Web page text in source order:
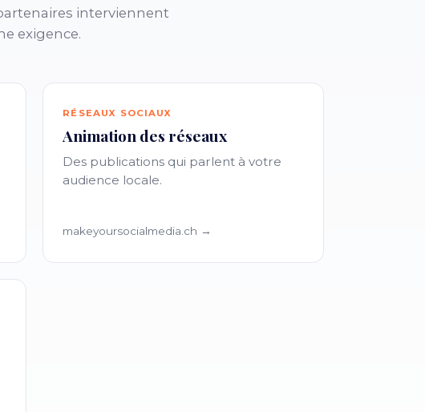
interviennent
exigence.
RÉSEAUX SOCIAUX
Animation des réseaux
Des publications qui parlent à votre
audience locale.
makeyoursocialmedia.ch →